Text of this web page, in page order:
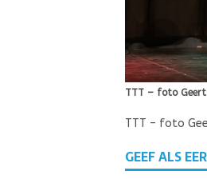
TTT – foto Geert
TTT – foto
GEEF ALS